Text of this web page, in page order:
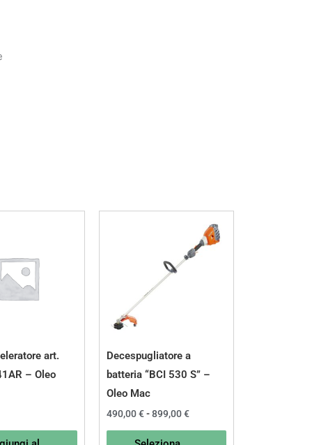
art.
– Oleo
Decespugliatore a
batteria “BCI 530 S” –
Oleo Mac
490,00€ - 899,00€
prezzo:
da
pagina